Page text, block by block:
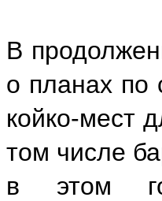
В
о планах по
койко-мест
том числе
в этом